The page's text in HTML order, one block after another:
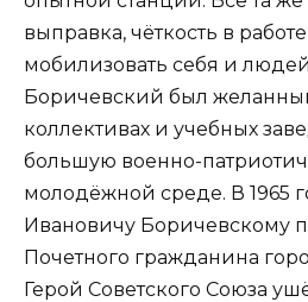
выправка, чёткость в
мобилизовать себя и
Боричевский был
коллективах и учебных
большую военно-
молодёжной среде. В 1965
Ивановичу Боричевскому
Почетного гражданина
Герой Советского Союза